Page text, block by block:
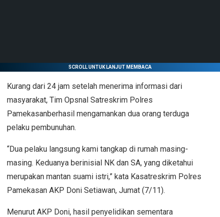
SCROLL UNTUK LANJUT MEMBACA
Kurang dari 24 jam setelah menerima informasi dari
masyarakat, Tim Opsnal Satreskrim Polres
Pamekasanberhasil mengamankan dua orang terduga
pelaku pembunuhan.
“Dua pelaku langsung kami tangkap di rumah masing-
masing. Keduanya berinisial NK dan SA, yang diketahui
merupakan mantan suami istri,” kata Kasatreskrim Polres
Pamekasan AKP Doni Setiawan, Jumat (7/11).
Menurut AKP Doni, hasil penyelidikan sementara